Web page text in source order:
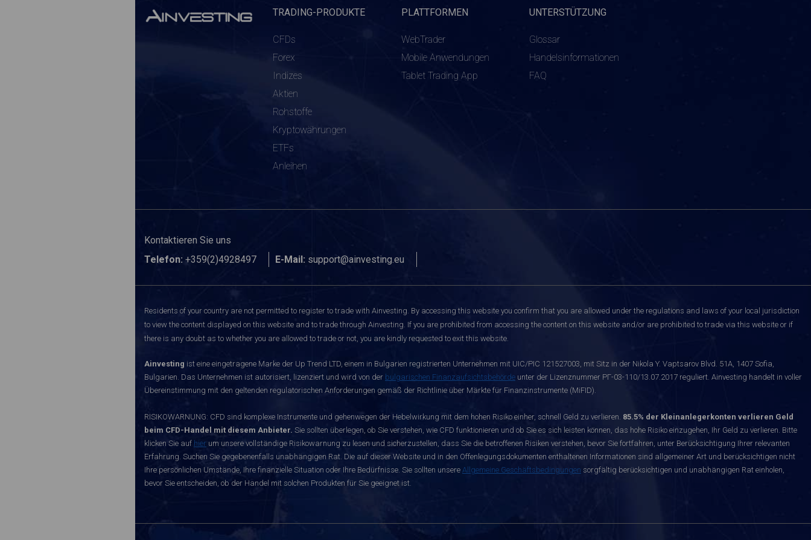
TRADING-PRODUKTE
CFDs
Forex
Indizes
Aktien
Rohstoffe
Kryptowährungen
ETFs
Anleihen
PLATTFORMEN
WebTrader
Mobile Anwendungen
Tablet Trading App
UNTERSTÜTZUNG
Glossar
Handelsinformationen
FAQ
Kontaktieren Sie uns
Telefon: +359(2)4928497 E-Mail: support@ainvesting.eu
Residents of your country are not permitted to register to trade with Ainvesting. By accessing this website you confirm that you are allowed under the regulations and laws of your local jurisdiction
to view the content displayed on this website and to trade through Ainvesting. If you are prohibited from accessing the content on this website and/or are prohibited to trade via this website or if
there is any doubt as to whether you are allowed to trade or not, you are kindly requested to exit this website.
Ainvesting ist eine eingetragene Marke der Up Trend LTD, einem in Bulgarien registrierten Unternehmen mit UIC/PIC 121527003, mit Sitz in der Nikola Y. Vaptsarov Blvd. 51A, 1407 Sofia,
Bulgarien. Das Unternehmen ist autorisiert, lizenziert und wird von der bulgarischen Finanzaufsichtsbehörde unter der Lizenznummer РГ-03-110/13.07.2017 reguliert. Ainvesting handelt in voller
Übereinstimmung mit den geltenden regulatorischen Anforderungen gemäß der Richtlinie über Märkte für Finanzinstrumente (MiFID).
RISIKOWARNUNG: CFD sind komplexe Instrumente und gehenwegen der Hebelwirkung mit dem hohen Risiko einher, schnell Geld zu verlieren. 85.5% der Kleinanlegerkonten verlieren Geld
beim CFD-Handel mit diesem Anbieter. Sie sollten überlegen, ob Sie verstehen, wie CFD funktionieren und ob Sie es sich leisten können, das hohe Risiko einzugehen, Ihr Geld zu verlieren. Bitte
klicken Sie auf hier um unsere vollständige Risikowarnung zu lesen und sicherzustellen, dass Sie die betroffenen Risiken verstehen, bevor Sie fortfahren, unter Berücksichtigung Ihrer relevanten
Erfahrung. Suchen Sie gegebenenfalls unabhängigen Rat. Die auf dieser Website und in den Offenlegungsdokumenten enthaltenen Informationen sind allgemeiner Art und berücksichtigen nicht
Ihre persönlichen Umstände, Ihre finanzielle Situation oder Ihre Bedürfnisse. Sie sollten unsere Allgemeine Geschäftsbedingungen sorgfältig berücksichtigen und unabhängigen Rat einholen,
bevor Sie entscheiden, ob der Handel mit solchen Produkten für Sie geeignet ist.